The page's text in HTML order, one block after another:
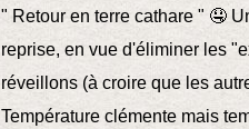
" Retour en terre cathare " 🤤
reprise, en vue d'éliminer les
réveillons (à croire que les
Température clémente mais